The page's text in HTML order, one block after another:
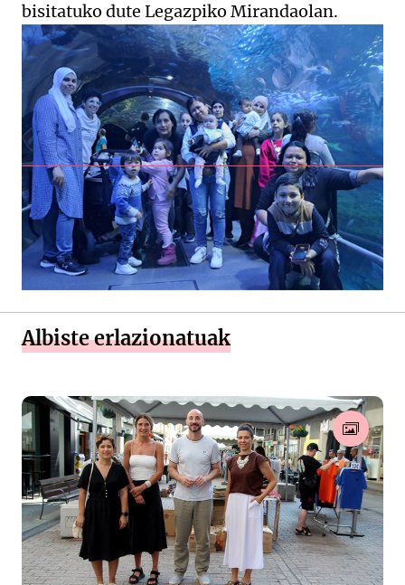
bisitatuko dute Legazpiko Mirandaolan.
Albiste erlazionatuak